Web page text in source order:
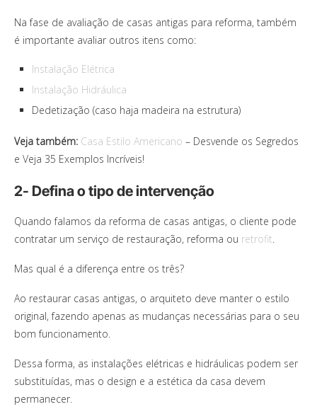
Na fase de avaliação de casas antigas para reforma, também
é importante avaliar outros itens como:
Instalação Elétrica
Instalação Hidráulica
Dedetização (caso haja madeira na estrutura)
Veja também: Casa Estilo Americano – Desvende os Segredos
e Veja 35 Exemplos Incríveis!
2- Defina o tipo de intervenção
Quando falamos da reforma de casas antigas, o cliente pode
contratar um serviço de restauração, reforma ou retrofit
Mas qual é a diferença entre os três?
Ao restaurar casas antigas, o arquiteto deve manter o estilo
original, fazendo apenas as mudanças necessárias para o seu
bom funcionamento.
Dessa forma, as instalações elétricas e hidráulicas podem ser
substituídas, mas o design e a estética da casa devem
permanecer.